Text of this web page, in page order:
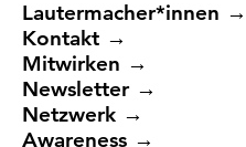
Lautermacher*innen →
Kontakt →​
Mitwirken →​
Newsletter →
Netzwerk →
Awareness →